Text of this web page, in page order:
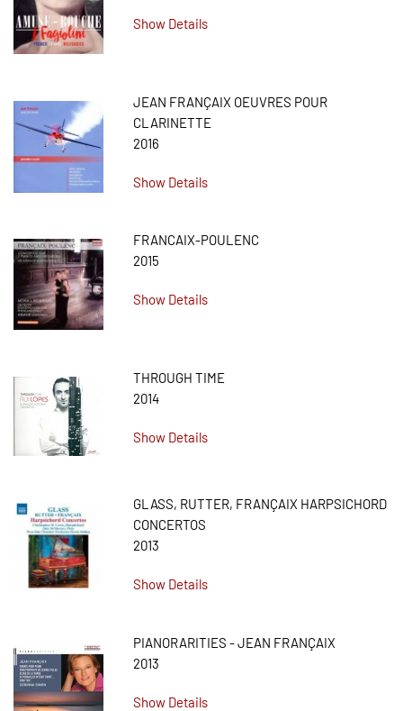
Show Details
JEAN FRANÇAIX OEUVRES POUR
CLARINETTE
2016
Show Details
FRANCAIX-POULENC
2015
Show Details
THROUGH TIME
2014
Show Details
GLASS, RUTTER, FRANÇAIX HARPSICHORD
CONCERTOS
2013
Show Details
PIANORARITIES - JEAN FRANÇAIX
2013
Show Details